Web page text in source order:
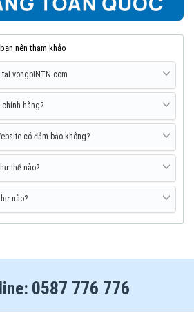
nên tham khảo
vongbiNTN.com
chính hãng?
có đảm bảo không?
thế nào?
nào?
0587 776 776